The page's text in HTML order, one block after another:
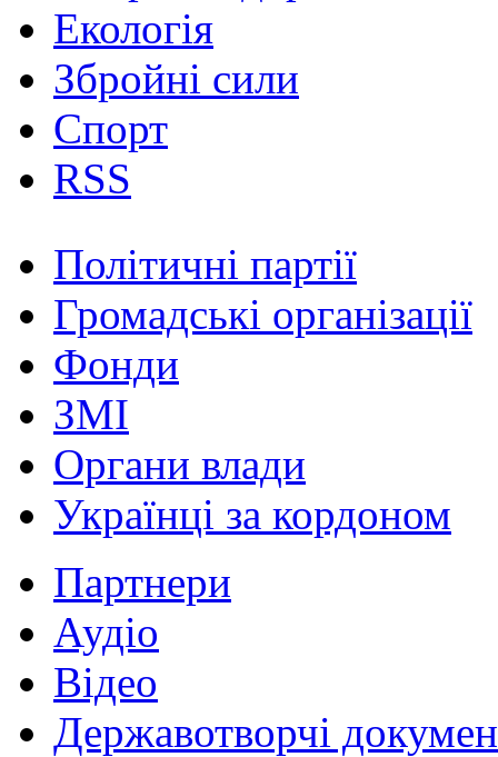
Екологія
Збройні сили
Спорт
RSS
Політичні партії
Громадські організації
Фонди
ЗМІ
Органи влади
Українці за кордоном
Партнери
Аудіо
Відео
Державотворчі